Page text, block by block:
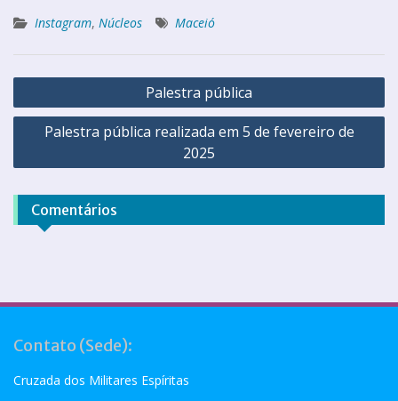
Instagram, Núcleos Maceió
Palestra pública
Palestra pública realizada em 5 de fevereiro de
2025
Comentários
Contato (Sede):
Cruzada dos Militares Espíritas